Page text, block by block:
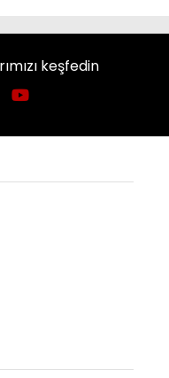
keşfedin